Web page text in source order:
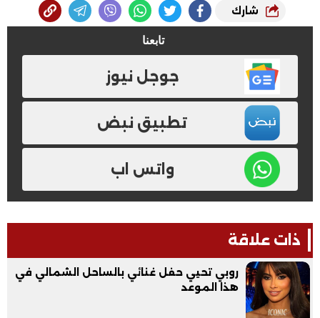
شارك
تابعنا
جوجل نيوز
تطبيق نبض
واتس اب
ذات علاقة
روبي تحيي حفل غنائي بالساحل الشمالي في
هذا الموعد